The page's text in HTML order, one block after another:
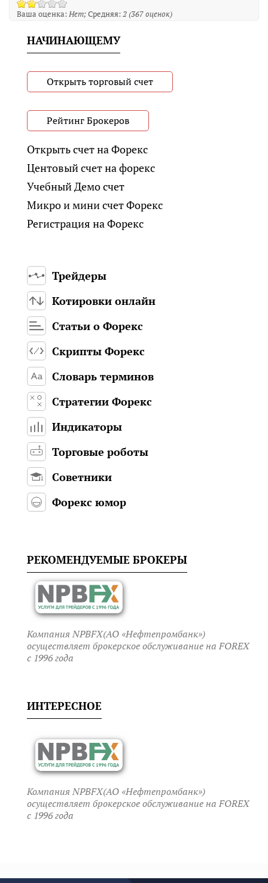
Ваша оценка:Нет Средняя:2(367оценок)
НАЧИНАЮЩЕМУ
Открыть торговый счет
Рейтинг Брокеров
Открыть счет на Форекс
Центовый счет на форекс
Учебный Демо счет
Микро и мини счет Форекс
Регистрация на Форекс
Трейдеры
Котировки онлайн
Статьи о Форекс
Скрипты Форекс
Словарь терминов
Стратегии Форекс
Индикаторы
Торговые роботы
Советники
Форекс юмор
РЕКОМЕНДУЕМЫЕ БРОКЕРЫ
Компания NPBFX(АО «Нефтепромбанк»)
осуществляет брокерское обслуживание на FOREX
c 1996 года
ИНТЕРЕСНОЕ
Компания NPBFX(АО «Нефтепромбанк»)
осуществляет брокерское обслуживание на FOREX
c 1996 года